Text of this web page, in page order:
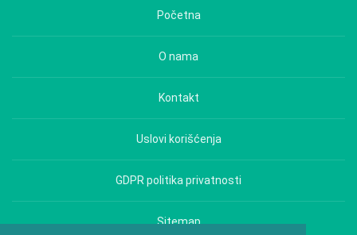
Početna
O nama
Kontakt
Uslovi korišćenja
GDPR politika privatnosti
Sitemap